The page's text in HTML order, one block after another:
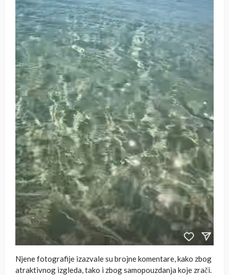
Njene fotografije izazvale su brojne komentare, kako zbog
atraktivnog izgleda, tako i zbog samopouzdanja koje zrači.